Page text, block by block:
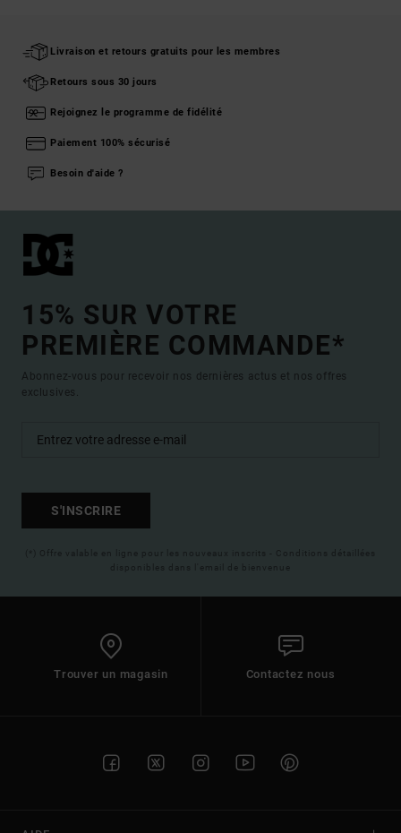
Livraison et retours gratuits pour les membres
Retours sous 30 jours
Rejoignez le programme de fidélité
Paiement 100% sécurisé
Besoin d'aide ?
15% SUR VOTRE
PREMIÈRE COMMANDE*
Abonnez-vous pour recevoir nos dernières actus et nos offres
exclusives.
S'INSCRIRE
(*) Offre valable en ligne pour les nouveaux inscrits - Conditions détaillées
disponibles dans l'email de bienvenue
Trouver un magasin Contactez nous